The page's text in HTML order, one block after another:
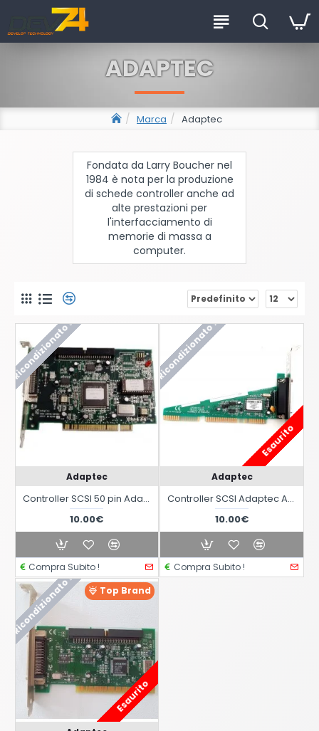
Marca Adaptec
ADAPTEC
Fondata da Larry Boucher nel
1984 è nota per la produzione
di schede controller anche ad
alte prestazioni per
l'interfacciamento di
memorie di massa a
computer.
Ricondizionato !
Adaptec
Controller SCSI 50 pin Adaptec AHA-2940S76 w/
10.00€
Compra Subito !
Ricondizionato !
Esaurito
Adaptec
Controller SCSI Adaptec AVA-1502AP per slot ISA 16 bit
10.00€
Compra Subito !
Top Brand
Ricondizionato !
Esaurito